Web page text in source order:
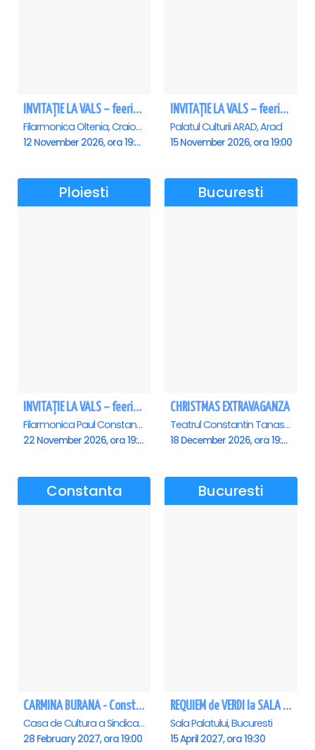
INVITAȚIE LA VALS – feerie de bal în paşi de dans - Craiova
Filarmonica Oltenia, Craiova
12 November 2026, ora 19:00
INVITAȚIE LA VALS – feerie de bal în paşi de dans - Arad
Palatul Culturii ARAD, Arad
15 November 2026, ora 19:00
Ploiesti
INVITAȚIE LA VALS – feerie de bal în paşi de dans - Ploiesti
Filarmonica Paul Constantinescu, Ploiesti
22 November 2026, ora 19:00
Bucuresti
CHRISTMAS EXTRAVAGANZA
Teatrul Constantin Tanase - Sala Savoy, Bucuresti
18 December 2026, ora 19:00
Constanta
CARMINA BURANA - Constanta
Casa de Cultura a Sindicatelor - Sala Mare, Constanta
28 February 2027, ora 19:00
Bucuresti
REQUIEM de VERDI la SALA PALATULUI
Sala Palatului, Bucuresti
15 April 2027, ora 19:30